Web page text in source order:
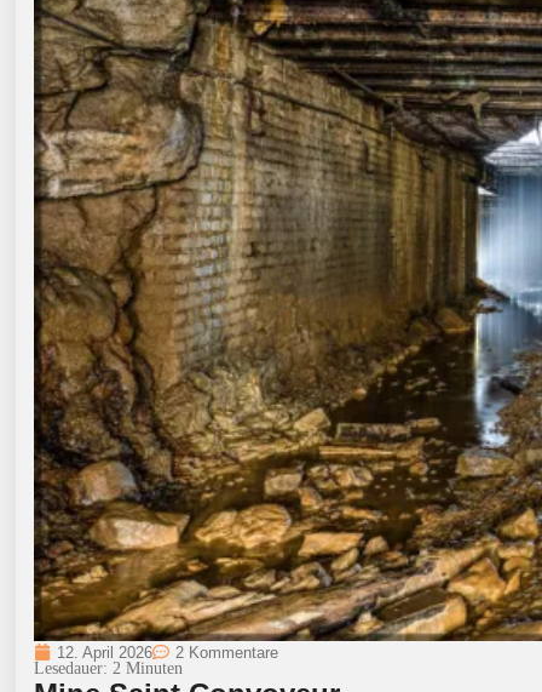
12. April 2026 2 Kommentare
Lesedauer: 2 Minuten